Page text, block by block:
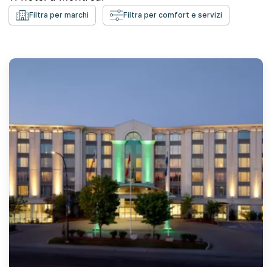
Filtra per marchi Filtra per comfort e servizi